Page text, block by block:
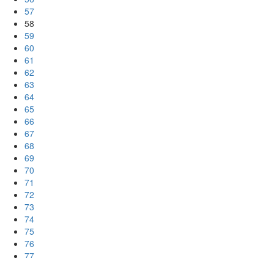
57
58
59
60
61
62
63
64
65
66
67
68
69
70
71
72
73
74
75
76